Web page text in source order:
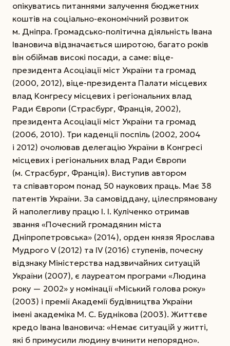
опікуватись питаннями залучення бюджетних
коштів на соціально-економічний розвиток
м. Дніпра. Громадсько-політична діяльність Івана
Івановича відзначається широтою, багато років
він обіймав високі посади, а саме: віце-
президента Асоціації міст України та громад
(2000, 2012), віце-президента Палати місцевих
влад Конгресу місцевих і регіональних влад
Ради Європи (Страсбург, Франція, 2002),
президента Асоціації міст України та громад
(2006, 2010). Три каденції поспіль (2002, 2004
і 2012) очолював делегацію України в Конгресі
місцевих і регіональних влад Ради Європи
(м. Страсбург, Франція). Виступив автором
та співавтором понад 50 наукових праць. Має 38
патентів України. За самовіддану, цілеспрямовану
й наполегливу працю І. І. Куліченко отримав
звання «Почесний громадянин міста
Дніпропетровська» (2014), орден князя Ярослава
Мудрого V (2012) та IV (2016) ступенів, почесну
відзнаку Міністерства надзвичайних ситуацій
України (2007), є лауреатом програми «Людина
року — 2002» у номінації «Міський голова року»
(2003) і премії Академії будівництва України
імені академіка М. С. Буднікова (2003). Життєве
кредо Івана Івановича: «Немає ситуацій у житті,
які б примусили людину вчинити непорядно».